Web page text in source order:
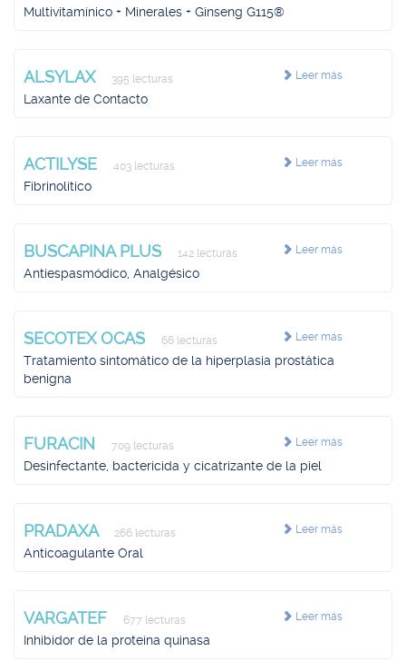
Multivitamínico + Minerales + Ginseng G115®
Leer más
ALSYLAX 395 lecturas
Laxante de Contacto
Leer más
ACTILYSE 403 lecturas
Fibrinolítico
Leer más
BUSCAPINA PLUS 142 lecturas
Antiespasmódico, Analgésico
Leer más
SECOTEX OCAS 66 lecturas
Tratamiento sintomático de la hiperplasia prostática
benigna
Leer más
FURACIN 709 lecturas
Desinfectante, bactericida y cicatrizante de la piel
Leer más
PRADAXA 266 lecturas
Anticoagulante Oral
Leer más
VARGATEF 677 lecturas
Inhibidor de la proteína quinasa